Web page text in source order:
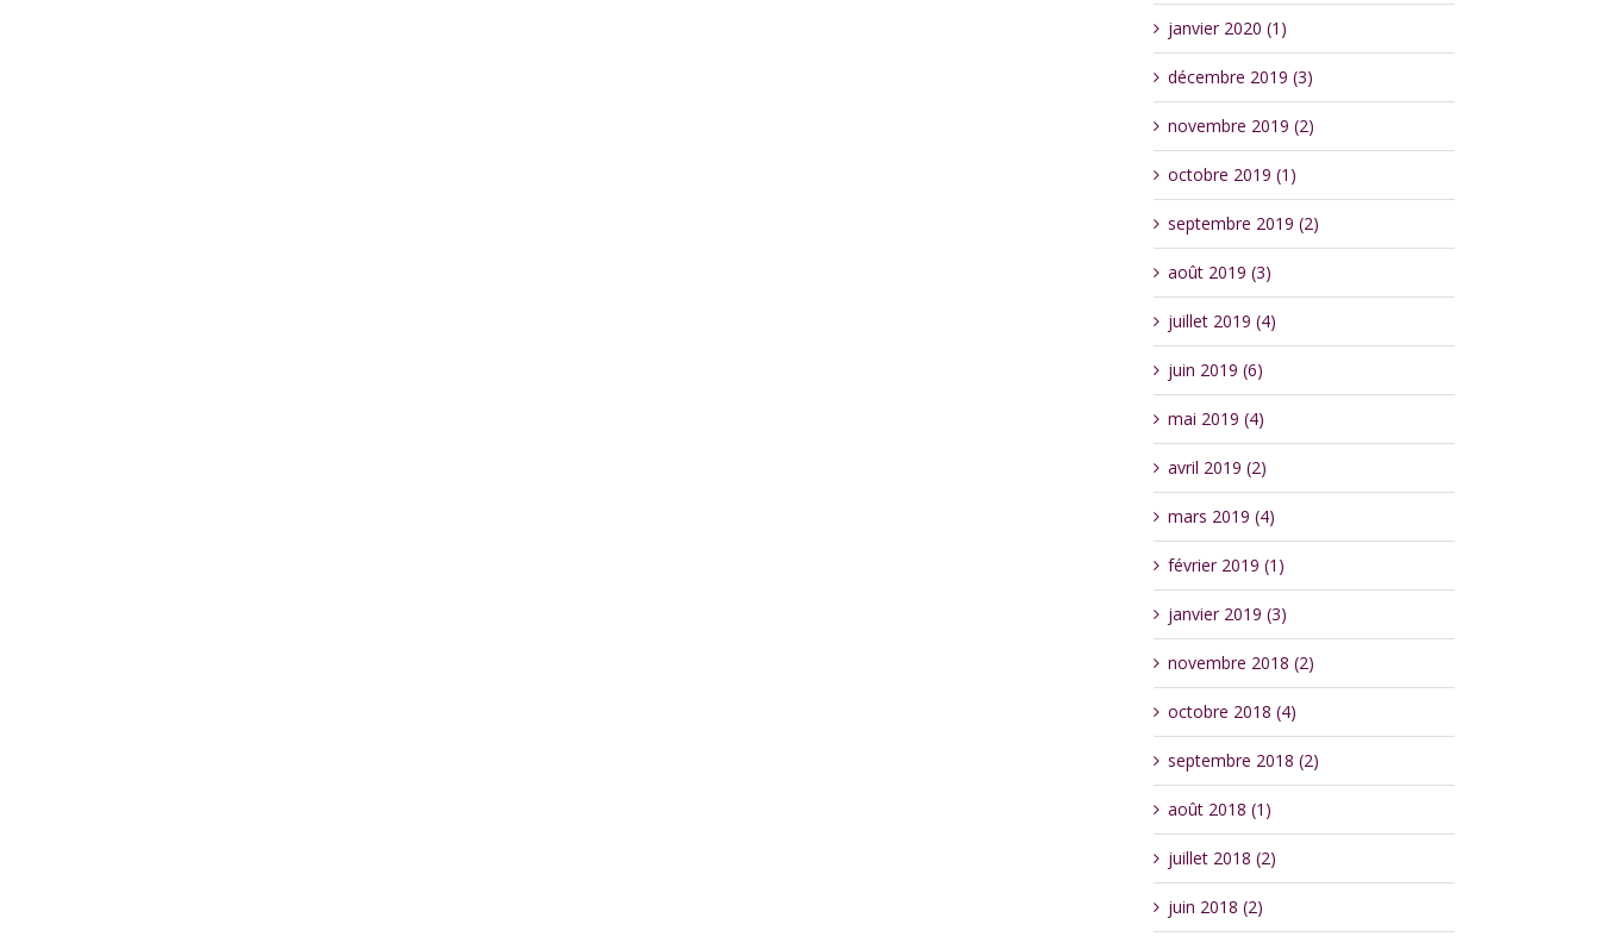
janvier 2020 (1)
décembre 2019 (3)
novembre 2019 (2)
octobre 2019 (1)
septembre 2019 (2)
août 2019 (3)
juillet 2019 (4)
juin 2019 (6)
mai 2019 (4)
avril 2019 (2)
mars 2019 (4)
février 2019 (1)
janvier 2019 (3)
novembre 2018 (2)
octobre 2018 (4)
septembre 2018 (2)
août 2018 (1)
juillet 2018 (2)
juin 2018 (2)